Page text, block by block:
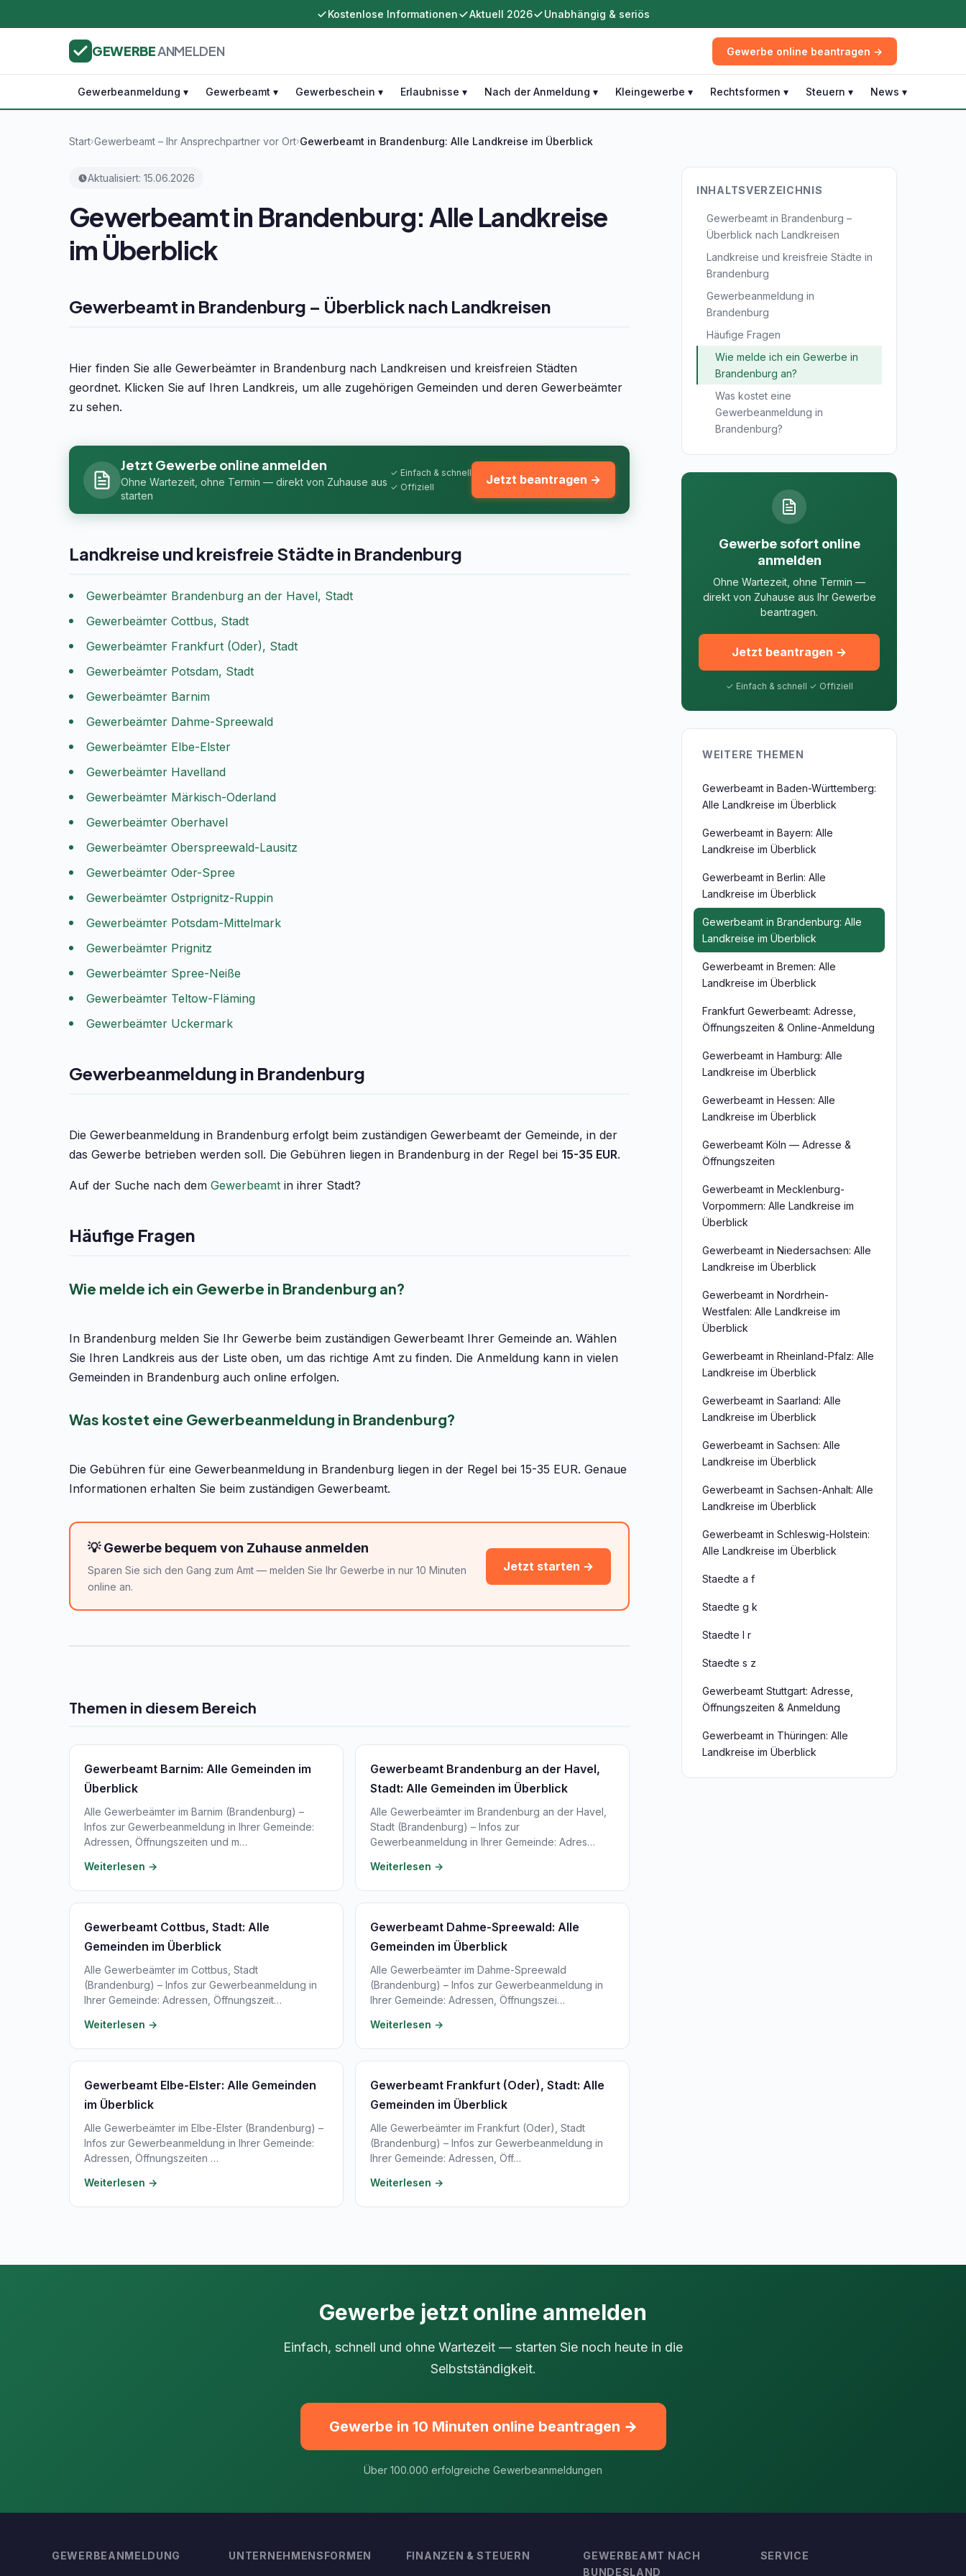
Kostenlose Informationen Aktuell 2026 Unabhängig & seriös
GEWERBEANMELDEN Gewerbe online beantragen →
Gewerbeanmeldung ▾ Gewerbeamt ▾ Gewerbeschein ▾ Erlaubnisse ▾ Nach der Anmeldung ▾ Kleingewerbe ▾ Rechtsformen ▾ Steuern ▾ News ▾
Start›Gewerbeamt – Ihr Ansprechpartner vor Ort›Gewerbeamt in Brandenburg: Alle Landkreise im Überblick
Aktualisiert: 15.06.2026
Gewerbeamt in Brandenburg: Alle Landkreise
im Überblick
Gewerbeamt in Brandenburg – Überblick nach Landkreisen
Hier finden Sie alle Gewerbeämter in Brandenburg nach Landkreisen und kreisfreien Städten
geordnet. Klicken Sie auf Ihren Landkreis, um alle zugehörigen Gemeinden und deren Gewerbeämter
zu sehen.
Jetzt Gewerbe online anmelden
Ohne Wartezeit, ohne Termin — direkt von Zuhause aus
starten
✓ Einfach & schnell
✓ Offiziell
Jetzt beantragen →
Landkreise und kreisfreie Städte in Brandenburg
Gewerbeämter Brandenburg an der Havel, Stadt
Gewerbeämter Cottbus, Stadt
Gewerbeämter Frankfurt (Oder), Stadt
Gewerbeämter Potsdam, Stadt
Gewerbeämter Barnim
Gewerbeämter Dahme-Spreewald
Gewerbeämter Elbe-Elster
Gewerbeämter Havelland
Gewerbeämter Märkisch-Oderland
Gewerbeämter Oberhavel
Gewerbeämter Oberspreewald-Lausitz
Gewerbeämter Oder-Spree
Gewerbeämter Ostprignitz-Ruppin
Gewerbeämter Potsdam-Mittelmark
Gewerbeämter Prignitz
Gewerbeämter Spree-Neiße
Gewerbeämter Teltow-Fläming
Gewerbeämter Uckermark
Gewerbeanmeldung in Brandenburg
Die Gewerbeanmeldung in Brandenburg erfolgt beim zuständigen Gewerbeamt der Gemeinde, in der
das Gewerbe betrieben werden soll. Die Gebühren liegen in Brandenburg in der Regel bei 15-35 EUR.
Auf der Suche nach dem Gewerbeamt in ihrer Stadt?
Häufige Fragen
Wie melde ich ein Gewerbe in Brandenburg an?
In Brandenburg melden Sie Ihr Gewerbe beim zuständigen Gewerbeamt Ihrer Gemeinde an. Wählen
Sie Ihren Landkreis aus der Liste oben, um das richtige Amt zu finden. Die Anmeldung kann in vielen
Gemeinden in Brandenburg auch online erfolgen.
Was kostet eine Gewerbeanmeldung in Brandenburg?
Die Gebühren für eine Gewerbeanmeldung in Brandenburg liegen in der Regel bei 15-35 EUR. Genaue
Informationen erhalten Sie beim zuständigen Gewerbeamt.
💡 Gewerbe bequem von Zuhause anmelden
Sparen Sie sich den Gang zum Amt — melden Sie Ihr Gewerbe in nur 10 Minuten
online an.
Jetzt starten →
Themen in diesem Bereich
Gewerbeamt Barnim: Alle Gemeinden im
Überblick
Alle Gewerbeämter im Barnim (Brandenburg) –
Infos zur Gewerbeanmeldung in Ihrer Gemeinde:
Adressen, Öffnungszeiten und m…
Weiterlesen →
Gewerbeamt Brandenburg an der Havel,
Stadt: Alle Gemeinden im Überblick
Alle Gewerbeämter im Brandenburg an der Havel,
Stadt (Brandenburg) – Infos zur
Gewerbeanmeldung in Ihrer Gemeinde: Adres…
Weiterlesen →
Gewerbeamt Cottbus, Stadt: Alle
Gemeinden im Überblick
Alle Gewerbeämter im Cottbus, Stadt
(Brandenburg) – Infos zur Gewerbeanmeldung in
Ihrer Gemeinde: Adressen, Öffnungszeit…
Weiterlesen →
Gewerbeamt Dahme-Spreewald: Alle
Gemeinden im Überblick
Alle Gewerbeämter im Dahme-Spreewald
(Brandenburg) – Infos zur Gewerbeanmeldung in
Ihrer Gemeinde: Adressen, Öffnungszei…
Weiterlesen →
Gewerbeamt Elbe-Elster: Alle Gemeinden
im Überblick
Alle Gewerbeämter im Elbe-Elster (Brandenburg) –
Infos zur Gewerbeanmeldung in Ihrer Gemeinde:
Adressen, Öffnungszeiten …
Weiterlesen →
Gewerbeamt Frankfurt (Oder), Stadt: Alle
Gemeinden im Überblick
Alle Gewerbeämter im Frankfurt (Oder), Stadt
(Brandenburg) – Infos zur Gewerbeanmeldung in
Ihrer Gemeinde: Adressen, Öff…
Weiterlesen →
INHALTSVERZEICHNIS
Gewerbeamt in Brandenburg –
Überblick nach Landkreisen
Landkreise und kreisfreie Städte in
Brandenburg
Gewerbeanmeldung in
Brandenburg
Häufige Fragen
Wie melde ich ein Gewerbe in
Brandenburg an?
Was kostet eine
Gewerbeanmeldung in
Brandenburg?
Gewerbe sofort online
anmelden
Ohne Wartezeit, ohne Termin —
direkt von Zuhause aus Ihr Gewerbe
beantragen.
Jetzt beantragen →
✓ Einfach & schnell ✓ Offiziell
WEITERE THEMEN
Gewerbeamt in Baden-Württemberg:
Alle Landkreise im Überblick
Gewerbeamt in Bayern: Alle
Landkreise im Überblick
Gewerbeamt in Berlin: Alle
Landkreise im Überblick
Gewerbeamt in Brandenburg: Alle
Landkreise im Überblick
Gewerbeamt in Bremen: Alle
Landkreise im Überblick
Frankfurt Gewerbeamt: Adresse,
Öffnungszeiten & Online-Anmeldung
Gewerbeamt in Hamburg: Alle
Landkreise im Überblick
Gewerbeamt in Hessen: Alle
Landkreise im Überblick
Gewerbeamt Köln — Adresse &
Öffnungszeiten
Gewerbeamt in Mecklenburg-
Vorpommern: Alle Landkreise im
Überblick
Gewerbeamt in Niedersachsen: Alle
Landkreise im Überblick
Gewerbeamt in Nordrhein-
Westfalen: Alle Landkreise im
Überblick
Gewerbeamt in Rheinland-Pfalz: Alle
Landkreise im Überblick
Gewerbeamt in Saarland: Alle
Landkreise im Überblick
Gewerbeamt in Sachsen: Alle
Landkreise im Überblick
Gewerbeamt in Sachsen-Anhalt: Alle
Landkreise im Überblick
Gewerbeamt in Schleswig-Holstein:
Alle Landkreise im Überblick
Staedte a f
Staedte g k
Staedte l r
Staedte s z
Gewerbeamt Stuttgart: Adresse,
Öffnungszeiten & Anmeldung
Gewerbeamt in Thüringen: Alle
Landkreise im Überblick
Gewerbe jetzt online anmelden
Einfach, schnell und ohne Wartezeit — starten Sie noch heute in die
Selbstständigkeit.
Gewerbe in 10 Minuten online beantragen →
Über 100.000 erfolgreiche Gewerbeanmeldungen
GEWERBEANMELDUNG UNTERNEHMENSFORMEN FINANZEN & STEUERN
GEWERBEAMT NACH
BUNDESLAND
SERVICE